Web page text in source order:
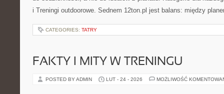
i Treningi outdoorowe. Sednem 12ton.pl jest balans: między
CATEGORIES: TATRY
FAKTY I MITY W TRENINGU
POSTED BY ADMIN LUT - 24 - 2026 MOŻLIWOŚĆ